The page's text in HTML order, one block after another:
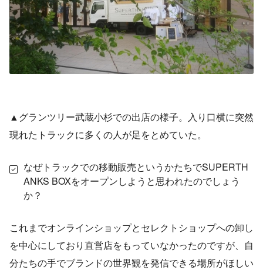
▲グランツリー武蔵小杉での出店の様子。入り口横に突然
現れたトラックに多くの人が足をとめていた。
なぜトラックでの移動販売というかたちでSUPERTH
ANKS BOXをオープンしようと思われたのでしょう
か？
これまでオンラインショップとセレクトショップへの卸し
を中心にしており直営店をもっていなかったのですが、自
分たちの手でブランドの世界観を発信できる場所がほしい